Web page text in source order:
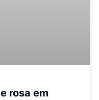
rosa em